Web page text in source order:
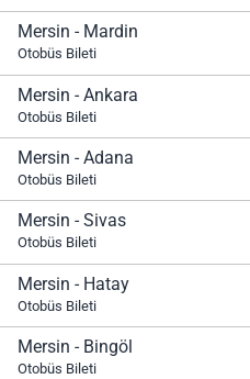
Mersin - Mardin
Otobüs Bileti
Mersin - Ankara
Otobüs Bileti
Mersin - Adana
Otobüs Bileti
Mersin - Sivas
Otobüs Bileti
Mersin - Hatay
Otobüs Bileti
Mersin - Bingöl
Otobüs Bileti